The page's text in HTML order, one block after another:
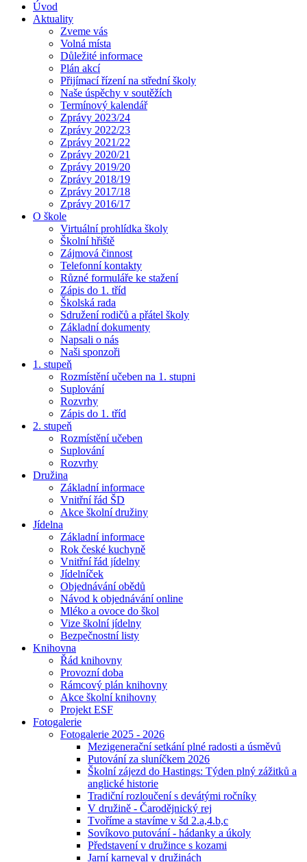
Úvod
Aktuality
Zveme vás
Volná místa
Důležité informace
Plán akcí
Přijímací řízení na střední školy
Naše úspěchy v soutěžích
Termínový kalendář
Zprávy 2023/24
Zprávy 2022/23
Zprávy 2021/22
Zprávy 2020/21
Zprávy 2019/20
Zprávy 2018/19
Zprávy 2017/18
Zprávy 2016/17
O škole
Virtuální prohlídka školy
Školní hřiště
Zájmová činnost
Telefonní kontakty
Různé formuláře ke stažení
Zápis do 1. tříd
Školská rada
Sdružení rodičů a přátel školy
Základní dokumenty
Napsali o nás
Naši sponzoři
1. stupeň
Rozmístění učeben na 1. stupni
Suplování
Rozvrhy
Zápis do 1. tříd
2. stupeň
Rozmístění učeben
Suplování
Rozvrhy
Družina
Základní informace
Vnitřní řád ŠD
Akce školní družiny
Jídelna
Základní informace
Rok české kuchyně
Vnitřní řád jídelny
Jídelníček
Objednávání obědů
Návod k objednávání online
Mléko a ovoce do škol
Vize školní jídelny
Bezpečnostní listy
Knihovna
Řád knihovny
Provozní doba
Rámcový plán knihovny
Akce školní knihovny
Projekt ESF
Fotogalerie
Fotogalerie 2025 - 2026
Mezigenerační setkání plné radosti a úsměvů
Putování za sluníčkem 2026
Školní zájezd do Hastings: Týden plný zážitků a
anglické historie
Tradiční rozloučení s devátými ročníky
V družině - Čarodějnický rej
Tvoříme a stavíme v šd 2.a,4.b,c
Sovíkovo putování - hádanky a úkoly
Představení v družince s kozami
Jarní karneval v družinách